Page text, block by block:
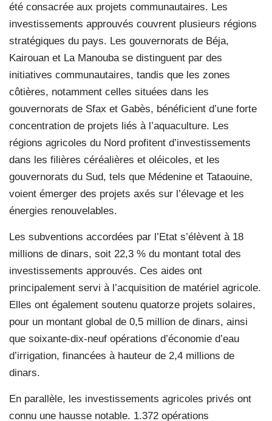
été consacrée aux projets communautaires. Les
investissements approuvés couvrent plusieurs régions
stratégiques du pays. Les gouvernorats de Béja,
Kairouan et La Manouba se distinguent par des
initiatives communautaires, tandis que les zones
côtières, notamment celles situées dans les
gouvernorats de Sfax et Gabès, bénéficient d’une forte
concentration de projets liés à l’aquaculture. Les
régions agricoles du Nord profitent d’investissements
dans les filières céréalières et oléicoles, et les
gouvernorats du Sud, tels que Médenine et Tataouine,
voient émerger des projets axés sur l’élevage et les
énergies renouvelables.
Les subventions accordées par l’Etat s’élèvent à 18
millions de dinars, soit 22,3 % du montant total des
investissements approuvés. Ces aides ont
principalement servi à l’acquisition de matériel agricole.
Elles ont également soutenu quatorze projets solaires,
pour un montant global de 0,5 million de dinars, ainsi
que soixante-dix-neuf opérations d’économie d’eau
d’irrigation, financées à hauteur de 2,4 millions de
dinars.
En parallèle, les investissements agricoles privés ont
connu une hausse notable. 1.372 opérations